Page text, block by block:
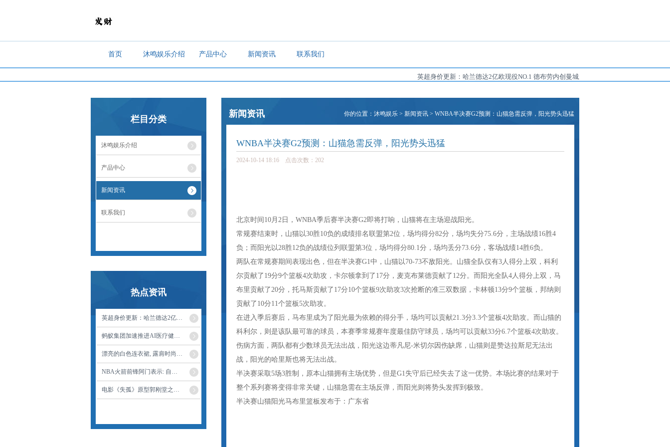
首页 沐鸣娱乐介绍 产品中心 新闻资讯 联系我们
英超身价更新：哈兰德达2亿欧现役NO.1 德布劳内创曼城新低...
栏目分类
沐鸣娱乐介绍
产品中心
新闻资讯
联系我们
热点资讯
英超身价更新：哈兰德达2亿欧现役NO.1 德布劳内创曼城新低
蚂蚁集团加速推进AI医疗健康，推出全新大模型应用“AQ”_大皖新闻 | 安徽网
漂亮的白色连衣裙, 露肩时尚款。
NBA火箭前锋阿门表示: 自己有能力组织好全队
电影《失孤》原型郭刚堂之子被拐案一审宣判 被告人呼富吉死缓
新闻资讯 你的位置： 沐鸣娱乐 > 新闻资讯 > WNBA半决赛G2预测：山猫急需反弹，阳光势头迅猛
WNBA半决赛G2预测：山猫急需反弹，阳光势头迅猛
2024-10-14 18:16 点击次数：202
北京时间10月2日，WNBA季后赛半决赛G2即将打响，山猫将在主场迎战阳光。
常规赛结束时，山猫以30胜10负的成绩排名联盟第2位，场均得分82分，场均失分75.6分，主场战绩16胜4
负；而阳光以28胜12负的战绩位列联盟第3位，场均得分80.1分，场均丢分73.6分，客场战绩14胜6负。
两队在常规赛期间表现出色，但在半决赛G1中，山猫以70-73不敌阳光。山猫全队仅有3人得分上双，科利
尔贡献了19分9个篮板4次助攻，卡尔顿拿到了17分，麦克布莱德贡献了12分。而阳光全队4人得分上双，马
布里贡献了20分，托马斯贡献了17分10个篮板9次助攻3次抢断的准三双数据，卡林顿13分9个篮板，邦纳则
贡献了10分11个篮板5次助攻。
在进入季后赛后，马布里成为了阳光最为依赖的得分手，场均可以贡献21.3分3.3个篮板4次助攻。而山猫的
科利尔，则是该队最可靠的球员，本赛季常规赛年度最佳防守球员，场均可以贡献33分6.7个篮板4次助攻。
伤病方面，两队都有少数球员无法出战，阳光这边蒂凡尼-米切尔因伤缺席，山猫则是赞达拉斯尼无法出
战，阳光的哈里斯也将无法出战。
半决赛采取5场3胜制，原本山猫拥有主场优势，但是G1失守后已经失去了这一优势。本场比赛的结果对于
整个系列赛将变得非常关键，山猫急需在主场反弹，而阳光则将势头发挥到极致。
半决赛山猫阳光马布里篮板发布于：广东省